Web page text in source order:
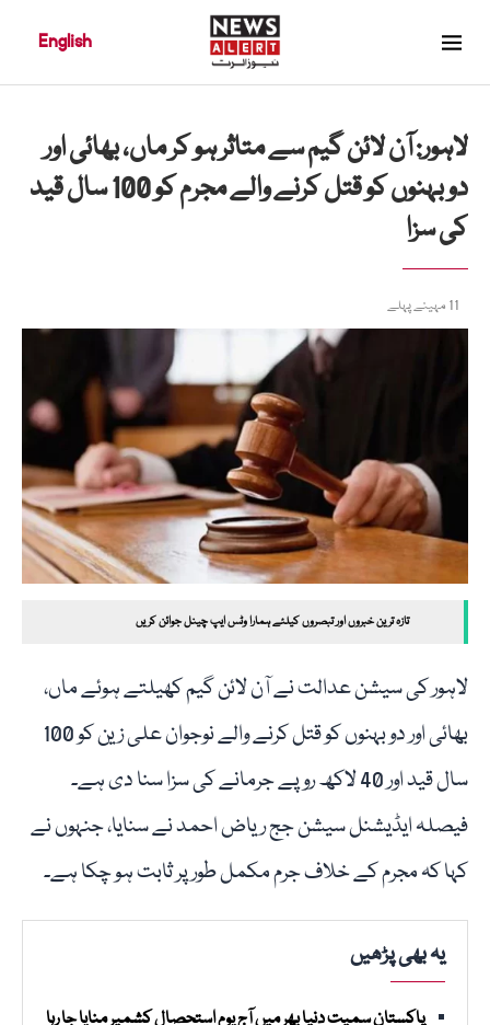
English
لاہور: آن لائن گیم سے متاثر ہو کر ماں، بھائی اور
دو بہنوں کو قتل کرنے والے مجرم کو 100 سال قید
کی سزا
11 مہینے پہلے
تازہ ترین خبروں اور تبصروں کیلئے ہمارا وٹس ایپ چینل جوائن کریں
لاہور کی سیشن عدالت نے آن لائن گیم کھیلتے ہوئے ماں،
بھائی اور دو بہنوں کو قتل کرنے والے نوجوان علی زین کو 100
سال قید اور 40 لاکھ روپے جرمانے کی سزا سنا دی ہے۔
فیصلہ ایڈیشنل سیشن جج ریاض احمد نے سنایا، جنہوں نے
کہا کہ مجرم کے خلاف جرم مکمل طور پر ثابت ہو چکا ہے۔
یہ بھی پڑھیں
پاکستان سمیت دنیا بھر میں آج یومِ استحصالِ کشمیر منایا جا رہا